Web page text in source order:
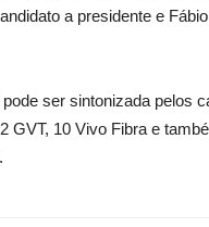
a presidente e
ser sintonizada pelos
GVT, 10 Vivo Fibra e